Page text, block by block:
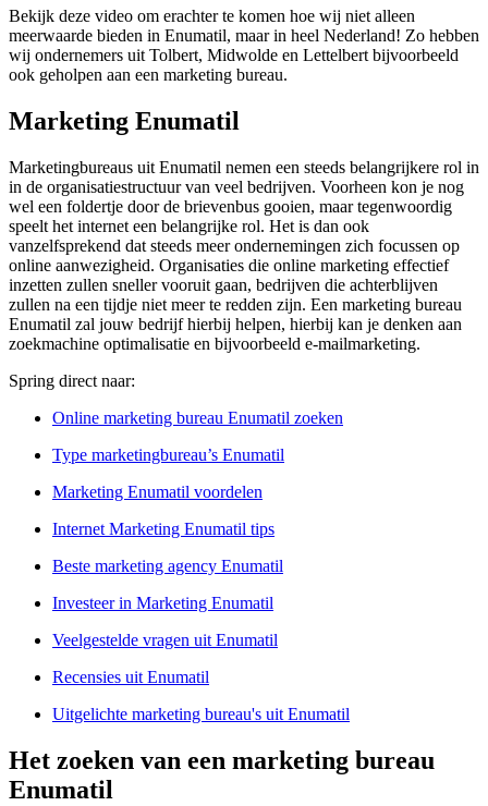
Bekijk deze video om erachter te komen hoe wij niet alleen
meerwaarde bieden in Enumatil, maar in heel Nederland! Zo hebben
wij ondernemers uit Tolbert, Midwolde en Lettelbert bijvoorbeeld
ook geholpen aan een marketing bureau.
Marketing Enumatil
Marketingbureaus uit Enumatil nemen een steeds belangrijkere rol in
in de organisatiestructuur van veel bedrijven. Voorheen kon je nog
wel een foldertje door de brievenbus gooien, maar tegenwoordig
speelt het internet een belangrijke rol. Het is dan ook
vanzelfsprekend dat steeds meer ondernemingen zich focussen op
online aanwezigheid. Organisaties die online marketing effectief
inzetten zullen sneller vooruit gaan, bedrijven die achterblijven
zullen na een tijdje niet meer te redden zijn. Een marketing bureau
Enumatil zal jouw bedrijf hierbij helpen, hierbij kan je denken aan
zoekmachine optimalisatie en bijvoorbeeld e-mailmarketing.
Spring direct naar:
Online marketing bureau Enumatil zoeken
Type marketingbureau’s Enumatil
Marketing Enumatil voordelen
Internet Marketing Enumatil tips
Beste marketing agency Enumatil
Investeer in Marketing Enumatil
Veelgestelde vragen uit Enumatil
Recensies uit Enumatil
Uitgelichte marketing bureau's uit Enumatil
Het zoeken van een marketing bureau
Enumatil